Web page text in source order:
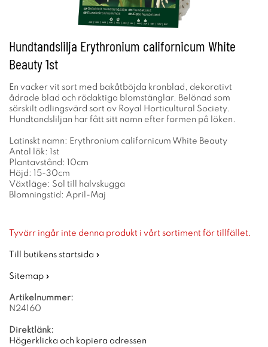
Hundtandslilja Erythronium californicum White
Beauty 1st
En vacker vit sort med bakåtböjda kronblad, dekorativt
ådrade blad och rödaktiga blomstänglar. Belönad som
särskilt odlingsvärd sort av Royal Horticultural Society.
Hundtandsliljan har fått sitt namn efter formen på löken.
Latinskt namn: Erythronium californicum White Beauty
Antal lök: 1st
Plantavstånd: 10cm
Höjd: 15-30cm
Växtläge: Sol till halvskugga
Blomningstid: April-Maj
Tyvärr ingår inte denna produkt i vårt sortiment för tillfället.
Till butikens startsida »
Sitemap »
Artikelnummer:
N24160
Direktlänk:
Högerklicka och kopiera adressen